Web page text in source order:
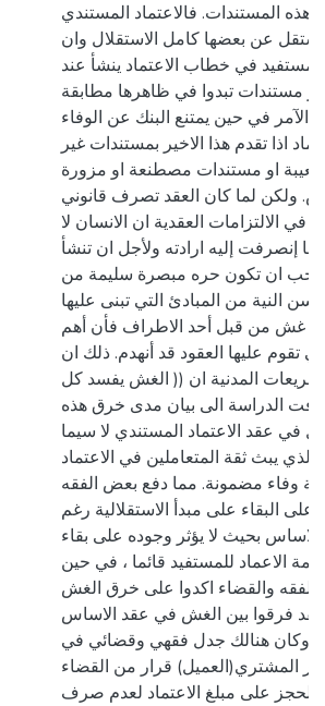
هذه المستندات. فالاعتماد المستندي
عن بعضها كامل الاستقلال وان
المستفيد في خطاب الاعتماد ينشأ عند
مستندات تبدوا في ظاهرها مطابقة
الآمر في حين يمتنع البنك عن الوفاء
اذا تقدم هذا الاخير بمستندات غير
او مستندات مصطنعة او مزورة
ولكن لما كان العقد تصرف قانوني
في الالتزامات العقدية ان الانسان لا
وما إنصرفت إليه ارادته ولأجل ان تنشأ
يجب ان تكون حره مبصرة سليمة من
النية من المبادئ التي تبنى عليها
غش من قبل أحد الاطراف فأن أهم
تقوم عليها العقود قد أنهدم. ذلك ان
المدنية ان (( الغش يفسد كل
الدراسة الى بيان مدى خرق هذه
في عقد الاعتماد المستندي لا سيما
الذي يبث ثقة المتعاملين في الاعتماد
وفاء مضمونة. مما دفع بعض الفقه
على البقاء على مبدأ الاستقلالية رغم
بحيث لا يؤثر وجوده على بقاء
الاعماد للمستفيد قائما ، في حين
والقضاء اكدوا على خرق الغش
ولقد فرقوا بين الغش في عقد الاساس
وكان هنالك جدل فقهي وقضائي في
المشتري(العميل) قرار من القضاء
على مبلغ الاعتماد لعدم صرف